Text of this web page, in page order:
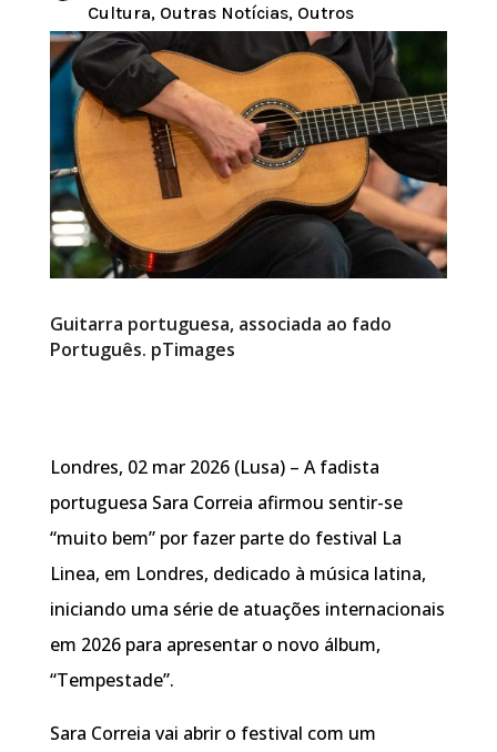
Cultura, Outras Notícias, Outros
Guitarra portuguesa, associada ao fado
Português. pTimages
Londres, 02 mar 2026 (Lusa) – A fadista
portuguesa Sara Correia afirmou sentir-se
“muito bem” por fazer parte do festival La
Linea, em Londres, dedicado à música latina,
iniciando uma série de atuações internacionais
em 2026 para apresentar o novo álbum,
“Tempestade”.
Sara Correia vai abrir o festival com um